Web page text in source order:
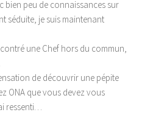
bien peu de connaissances sur
séduite, je suis maintenant
une Chef hors du commun,
de découvrir une pépite
ONA que vous devez vous
ressenti…